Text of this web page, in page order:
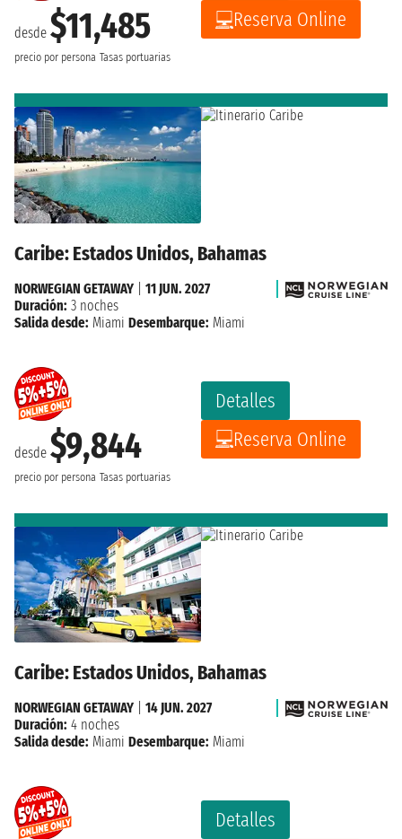
desde $11,485
precio por persona Tasas portuarias
Reserva Online
Caribe: Estados Unidos, Bahamas
desde $9,844
precio por persona Tasas portuarias
Detalles
Reserva Online
NORWEGIAN GETAWAY
11 JUN. 2027
Duración: 3 noches
Salida desde: Miami Desembarque: Miami
Caribe: Estados Unidos, Bahamas
Detalles
NORWEGIAN GETAWAY
14 JUN. 2027
Duración: 4 noches
Salida desde: Miami Desembarque: Miami